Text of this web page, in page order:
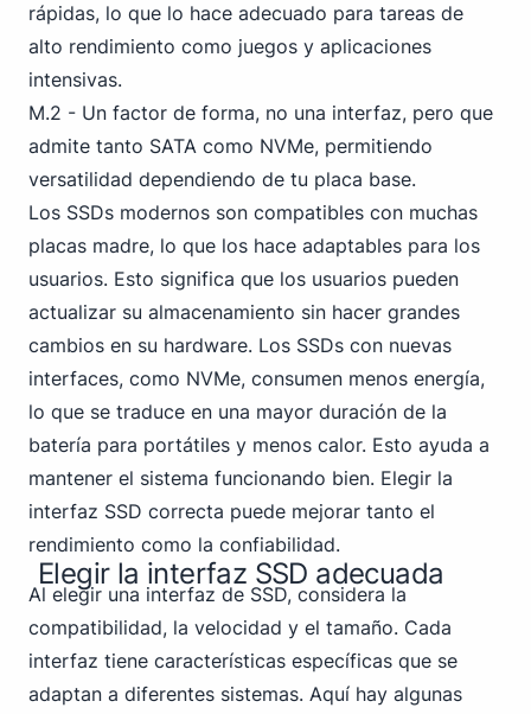
rápidas, lo que lo hace adecuado para tareas de
alto rendimiento como juegos y aplicaciones
intensivas.
M.2 - Un factor de forma, no una interfaz, pero que
admite tanto SATA como NVMe, permitiendo
versatilidad dependiendo de tu placa base.
Los SSDs modernos son compatibles con muchas
placas madre, lo que los hace adaptables para los
usuarios. Esto significa que los usuarios pueden
actualizar su almacenamiento sin hacer grandes
cambios en su hardware. Los SSDs con nuevas
interfaces, como NVMe, consumen menos energía,
lo que se traduce en una mayor duración de la
batería para portátiles y menos calor. Esto ayuda a
mantener el sistema funcionando bien. Elegir la
interfaz SSD correcta puede mejorar tanto el
rendimiento como la confiabilidad.
Elegir la interfaz SSD adecuada
Al elegir una interfaz de SSD, considera la
compatibilidad, la velocidad y el tamaño. Cada
interfaz tiene características específicas que se
adaptan a diferentes sistemas. Aquí hay algunas